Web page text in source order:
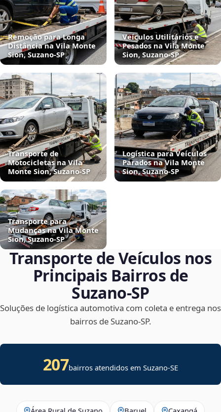
Remoção para Longa
Distância na Vila Monte
Sion, Suzano‑SP
Veículos Utilitários e
Pesados na Vila Monte
Sion, Suzano‑SP
Transporte de
Motocicletas na Vila
Monte Sion, Suzano‑SP
Logística para Veículos
Parados na Vila Monte
Sion, Suzano‑SP
Transporte para
Mudanças na Vila Monte
Sion, Suzano‑SP
Transporte de Veículos nos
Principais Bairros de
Suzano‑SP
Soluções de logística automotiva com coleta e entrega nos
bairros de Suzano‑SP.
207bairros atendidos emSuzano-SE